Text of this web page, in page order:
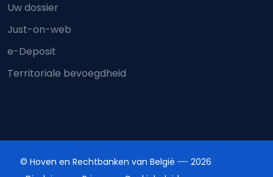
Uw dossier
Just-on-web
e-Deposit
Territoriale bevoegdheid
© Hoven en Rechtbanken van België
2026